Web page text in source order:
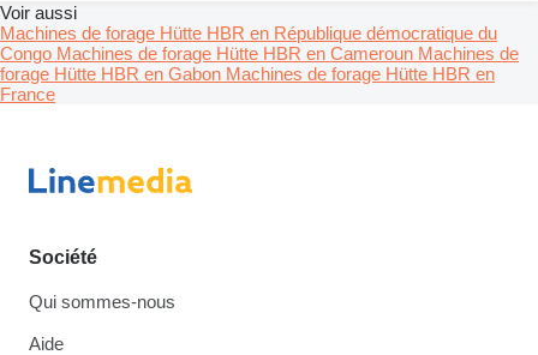
Voir aussi
Machines de forage Hütte HBR en République démocratique du
Congo Machines de forage Hütte HBR en Cameroun Machines de
forage Hütte HBR en Gabon Machines de forage Hütte HBR en
France
Société
Qui sommes-nous
Aide